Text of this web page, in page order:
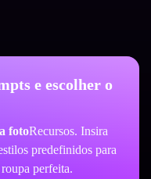
e escolher o
fotoRecursos. Insira
predefinidos para
perfeita.